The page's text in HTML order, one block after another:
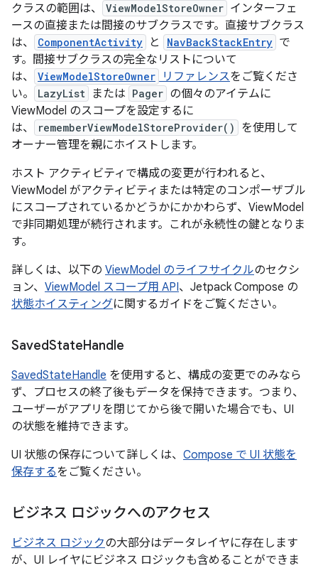
クラスの範囲は、 ViewModelStoreOwner インターフェ
ースの直接または間接のサブクラスです。直接サブクラス
は、
ComponentActivity と NavBackStackEntry で
す。間接サブクラスの完全なリストについて
は、
ViewModelStoreOwner リファレンスをご覧くださ
い。
LazyList または Pager の個々のアイテムに
ViewModel のスコープを設定するに
は、
rememberViewModelStoreProvider()
を使用して
オーナー管理を親にホイストします。
ホスト アクティビティで構成の変更が行われると、
ViewModel がアクティビティまたは特定のコンポーザブル
にスコープされているかどうかにかかわらず、ViewModel
で非同期処理が続行されます。これが永続性の鍵となりま
す。
詳しくは、以下の ViewModel のライフサイクルのセクシ
ョン、 ViewModel スコープ用 API、Jetpack Compose の
状態ホイスティングに関するガイドをご覧ください。
SavedStateHandle
SavedStateHandle を使用すると、構成の変更でのみなら
ず、プロセスの終了後もデータを保持できます。つまり、
ユーザーがアプリを閉じてから後で開いた場合でも、UI
の状態を維持できます。
UI 状態の保存について詳しくは、 Compose で UI 状態を
保存するをご覧ください。
ビジネス ロジックへのアクセス
ビジネス ロジックの大部分はデータレイヤに存在します
が、UI レイヤにビジネス ロジックも含めることができま